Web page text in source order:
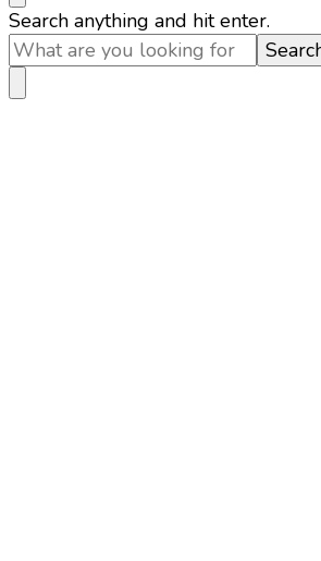
Looking
for
Something?
Search anything and hit enter.